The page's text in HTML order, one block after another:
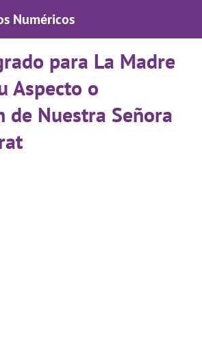
Numéricos
para La Madre
Aspecto o
de Nuestra Señora